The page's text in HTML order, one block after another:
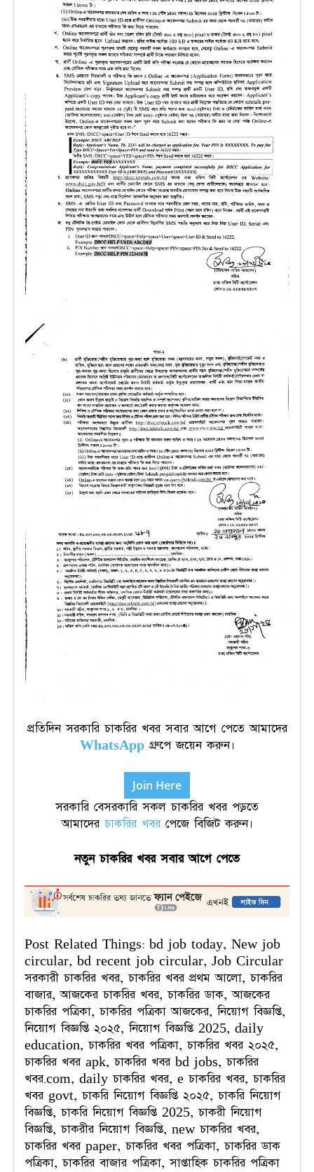
প্রতিদিন সরকারি চাকরির খবর সবার আগে পেতে আমাদের
WhatsAppগ্রুপে জয়েন করুন।
Join Here
সরকারি বেসরকারি সকল চাকরির খবর পড়তে
আমাদেরচাকরির খবরপেজে বিজিট করুন।
নতুন চাকরির খবর সবার আগে পেতে
Post Related Things: bd job today, New job
circular, bd recent job circular, Job Circular
সরকারী চাকরির খবর, চাকরির খবর প্রথম আলো, চাকরির
বাজার, আজকের চাকরির খবর, চাকরির ডাক, আজকের
চাকরির পত্রিকা, চাকরির পত্রিকা আজকের, নিয়োগ বিজ্ঞপ্তি,
নিয়োগ বিজ্ঞপ্তি ২০২৫, নিয়োগ বিজ্ঞপ্তি 2025, daily
education, চাকরির খবর পত্রিকা, চাকরির খবর ২০২৫,
চাকরির খবর apk, চাকরির খবর bd jobs, চাকরির
খবর.com, daily চাকরির খবর, e চাকরির খবর, চাকরির
খবর govt, চাকরি নিয়োগ বিজ্ঞপ্তি ২০২৫, চাকরি নিয়োগ
বিজ্ঞপ্তি, চাকরি নিয়োগ বিজ্ঞপ্তি 2025, চাকরী নিয়োগ
বিজ্ঞপ্তি, চাকরীর নিয়োগ বিজ্ঞপ্তি, new চাকরির খবর,
চাকরির খবর paper, চাকরির খবর পত্রিকা, চাকরির ডাক
পত্রিকা, চাকরির বাজার পত্রিকা, সাপ্তাহিক চাকরির পত্রিকা